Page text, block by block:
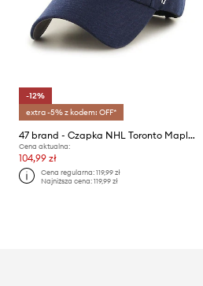
-12%
extra -5% z kodem: OFF*
47 brand - Czapka NHL Toronto Maple Leafs
Cena aktualna:
104,99 zł
Cena regularna:119,99 zł
Najniższa cena:119,99 zł